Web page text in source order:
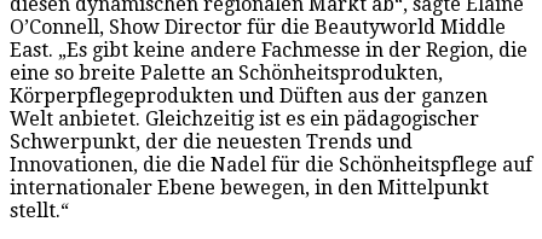
O’Connell, Show Director für die Beautyworld Middle
East. „Es gibt keine andere Fachmesse in der Region, die
eine so breite Palette an Schönheitsprodukten,
Körperpflegeprodukten und Düften aus der ganzen
Welt anbietet. Gleichzeitig ist es ein pädagogischer
Schwerpunkt, der die neuesten Trends und
Innovationen, die die Nadel für die Schönheitspflege auf
internationaler Ebene bewegen, in den Mittelpunkt
stellt.“